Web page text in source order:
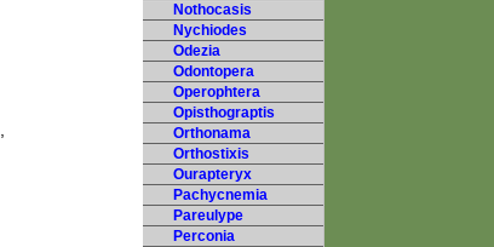
Nothocasis
Nychiodes
Odezia
Odontopera
Operophtera
Opisthograptis
Orthonama
Orthostixis
Ourapteryx
Pachycnemia
Pareulype
Perconia